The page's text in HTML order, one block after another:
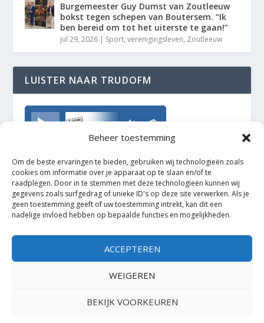
Beheer toestemming
Om de beste ervaringen te bieden, gebruiken wij technologieën zoals
cookies om informatie over je apparaat op te slaan en/of te
raadplegen. Door in te stemmen met deze technologieën kunnen wij
gegevens zoals surfgedrag of unieke ID's op deze site verwerken. Als je
geen toestemming geeft of uw toestemming intrekt, kan dit een
nadelige invloed hebben op bepaalde functies en mogelijkheden.
ACCEPTEREN
WEIGEREN
BEKIJK VOORKEUREN
Burgemeester Guy Dumst van Zoutleeuw
bokst tegen schepen van Boutersem. “Ik
ben bereid om tot het uiterste te gaan!”
jul 29, 2026 | Sport,verenigingsleven, Zoutleeuw
LUISTER NAAR TRUDOFM
TrudoFM
Elegant Themes| Mogelijk gemaakt door